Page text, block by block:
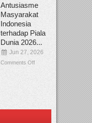
Antusiasme
Masyarakat
Indonesia
terhadap Piala
Dunia 2026...
Jun 27, 2026
Comments Off